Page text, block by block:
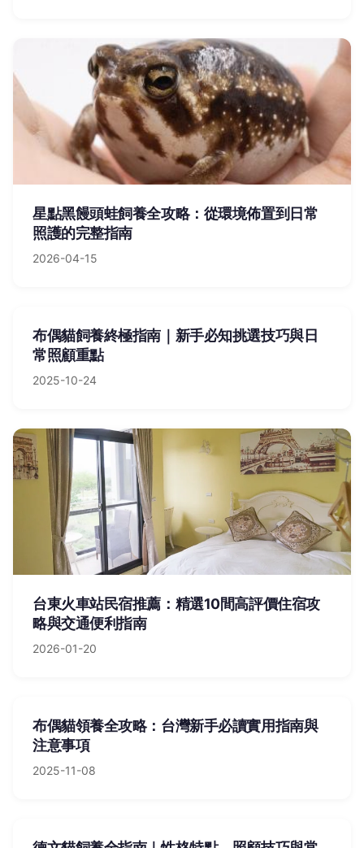
星點黑饅頭蛙飼養全攻略：從環境佈置到日常
照護的完整指南
2026-04-15
布偶貓飼養終極指南｜新手必知挑選技巧與日
常照顧重點
2025-10-24
台東火車站民宿推薦：精選10間高評價住宿攻
略與交通便利指南
2026-01-20
布偶貓領養全攻略：台灣新手必讀實用指南與
注意事項
2025-11-08